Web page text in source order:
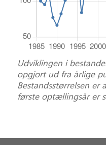
Udviklingen i
opgjort ud fra årlige
Bestandsstørrelsen er
første optællingsår er